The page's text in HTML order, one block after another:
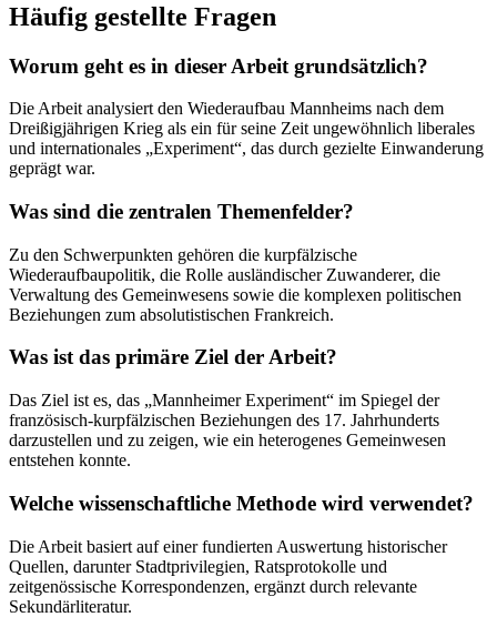
Häufig gestellte Fragen
Worum geht es in dieser Arbeit grundsätzlich?
Die Arbeit analysiert den Wiederaufbau Mannheims nach dem
Dreißigjährigen Krieg als ein für seine Zeit ungewöhnlich liberales
und internationales „Experiment“, das durch gezielte Einwanderung
geprägt war.
Was sind die zentralen Themenfelder?
Zu den Schwerpunkten gehören die kurpfälzische
Wiederaufbaupolitik, die Rolle ausländischer Zuwanderer, die
Verwaltung des Gemeinwesens sowie die komplexen politischen
Beziehungen zum absolutistischen Frankreich.
Was ist das primäre Ziel der Arbeit?
Das Ziel ist es, das „Mannheimer Experiment“ im Spiegel der
französisch-kurpfälzischen Beziehungen des 17. Jahrhunderts
darzustellen und zu zeigen, wie ein heterogenes Gemeinwesen
entstehen konnte.
Welche wissenschaftliche Methode wird verwendet?
Die Arbeit basiert auf einer fundierten Auswertung historischer
Quellen, darunter Stadtprivilegien, Ratsprotokolle und
zeitgenössische Korrespondenzen, ergänzt durch relevante
Sekundärliteratur.